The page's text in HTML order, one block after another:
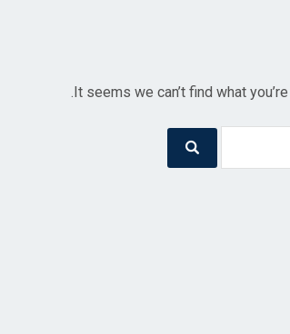
It seems we can’t find what
Search